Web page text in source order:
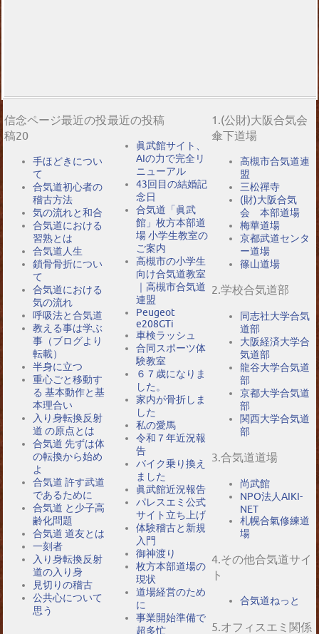
信念ページ最近の投
稿20
手ほどきについ
て
合気道初心者の
稽古方法
気の流れと和合
合気道における
習熟とは
合気道人生
鎖骨骨折につい
て
合気道における
気の流れ
呼吸法と合気道
教える事は学ぶ
事（ブログより
転載）
半身に立つ
重心ごと移動す
る 基本動作と基
本理合い
入り身転換反射
道 の原点とは
合気道 先ずは体
の転換から始め
よ
合気道 許す武道
であるために
合気道 と少子高
齢化問題
合気道 道友とは
一刻者
入り身転換反射
道の入り身
見切りの稽古
公共心について
思う
最近の投稿
眞武館サイト、
AIの力で完全リ
ニューアル
43回目の結婚記
念日
合気道「眞武
館」枚方本部道
場 小学生教室の
ご案内
高槻市の小学生
向け合気道教室
｜高槻市合気道
連盟
Peugeot
e208GTi
車検ラッシュ
合同スポーツ体
験教室
６７歳になりま
した。
家内が骨折しま
した
私の愛馬
令和７年近況報
告
バイク乗り換え
ました
眞武館近況報告
パレスエミ公式
サイト立ち上げ
体験稽古と新規
入門
御神渡り
枚方本部道場の
現状
道場経営のため
に
事業開始準備で
超多忙
1.(公財)大阪合気会
傘下道場
高槻市合気道連
盟
三松禪寺
(財)大阪合気
会 本部道場
梅華道場
京都武道センタ
ー道場
篠山道場
2.学校合気道部
同志社大学合気
道部
大阪経済大学合
気道部
龍谷大学合気道
部
京都大学合気道
部
関西大学合気道
部
3.合気道道場
尚武館
NPO法人AIKI-
NET
札幌合氣修練道
場
4.その他合気道サイ
ト
合気道ねっと
5.オフィスエミ関係